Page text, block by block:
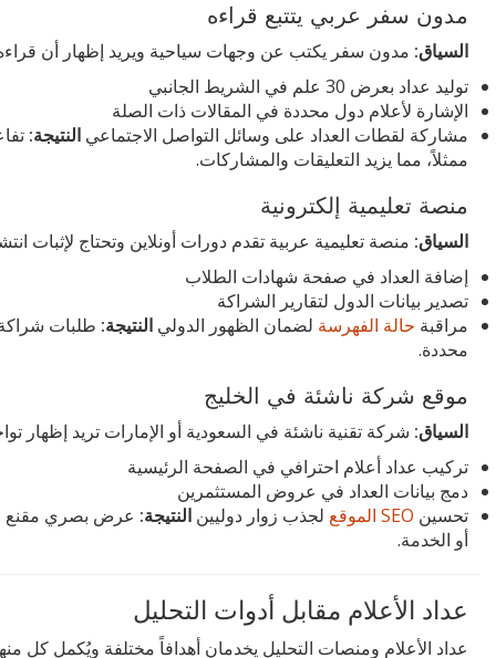
مدون سفر عربي يتتبع قراءه
السياق: مدون سفر يكتب عن وجهات سياحية ويريد إظهار أن
توليد عداد بعرض 30 علم في الشريط الجانبي
الإشارة لأعلام دول محددة في المقالات ذات الصلة
مشاركة لقطات العداد على وسائل التواصل الاجتماعي النتيجة:
ممثلاً، مما يزيد التعليقات والمشاركات.
منصة تعليمية إلكترونية
السياق: منصة تعليمية عربية تقدم دورات أونلاين وتحتاج لإثبات
إضافة العداد في صفحة شهادات الطلاب
تصدير بيانات الدول لتقارير الشراكة
مراقبة حالة الفهرسة لضمان الظهور الدولي النتيجة: طلبات
محددة.
موقع شركة ناشئة في الخليج
السياق: شركة تقنية ناشئة في السعودية أو الإمارات تريد إظهار
تركيب عداد أعلام احترافي في الصفحة الرئيسية
دمج بيانات العداد في عروض المستثمرين
تحسين SEO الموقع لجذب زوار دوليين النتيجة: عرض بصري مقنع
أو الخدمة.
عداد الأعلام مقابل أدوات التحليل